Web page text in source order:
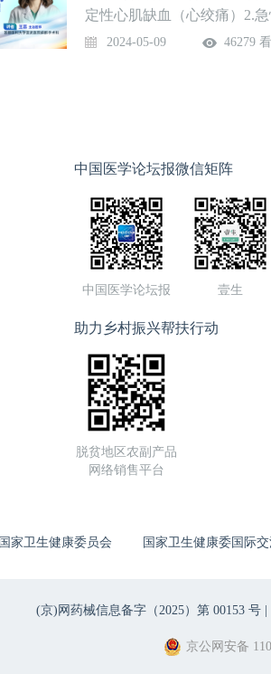
定性心肌缺血（心绞痛）2.
血性心脏病患者行非心脏手
2024-05-09 46279
中国医学论坛报微信矩阵
中国医学论坛报 壹生
助力乡村振兴帮扶行动
脱贫地区农副产品
网络销售平台
国家卫生健康委员会 国家卫生健康委国际
(京)网药械信息备字（2025）第 00153 号 |
京公网安备